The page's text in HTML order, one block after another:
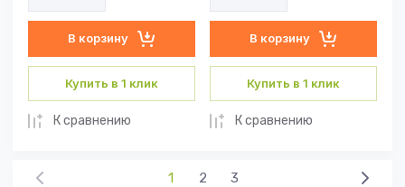
В корзину
Купить в 1 клик
К сравнению
В корзину
Купить в 1 клик
К сравнению
1 2 3